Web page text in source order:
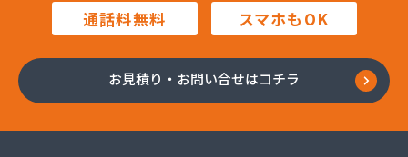
株式会社マルハチ
株式会社マルマン
株式会社ヤマアキ
株式会社よしや商店
株式会社リピックス
通話料無料 スマホもOK
お見積り・お問い合せはコチラ